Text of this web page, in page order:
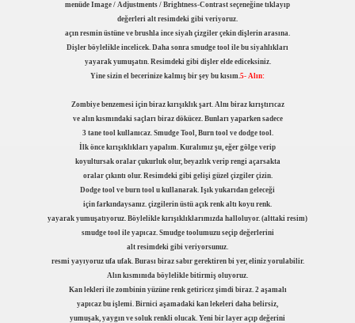
menüde Image / Adjustments / Brightness-Contrast seçeneğine tıklayıp
değerleri alt resimdeki gibi veriyoruz.
açın resmin üstüne ve brushla ince siyah çizgiler çekin dişlerin arasına.
Dişler böylelikle incelicek. Daha sonra smudge tool ile bu siyahlıkları
yayarak yumuşatın. Resimdeki gibi dişler elde ediceksiniz.
Yine sizin el becerinize kalmış bir şey bu kısım.5- Alın:
Zombiye benzemesi için biraz kırışıklık şart. Alnı biraz kırıştırıcaz
ve alın kısmındaki saçları biraz dökücez. Bunları yaparken sadece
3 tane tool kullanıcaz. Smudge Tool, Burn tool ve dodge tool.
İlk önce kırışıklıkları yapalım. Kuralımız şu, eğer gölge verip
koyultursak oralar çukurluk olur, beyazlık verip rengi açarsakta
oralar çıkıntı olur. Resimdeki gibi gelişi güzel çizgiler çizin.
Dodge tool ve burn tool u kullanarak. Işık yukarıdan geleceği
için farkındaysanız. çizgilerin üstü açık renk altı koyu renk.
yayarak yumuşatıyoruz. Böylelikle kırışıklıklarımızda halloluyor. (alttaki resim)
smudge tool ile yapıcaz. Smudge toolumuzu seçip değerlerini
alt resimdeki gibi veriyorsunuz.
resmi yayıyoruz ufa ufak. Burası biraz sabır gerektiren bi yer, eliniz yorulabilir.
Alın kısmınıda böylelikle bitirmiş oluyoruz.
Kan lekleri ile zombinin yüzüne renk getiricez şimdi biraz. 2 aşamalı
yapıcaz bu işlemi. Birnici aşamadaki kan lekeleri daha belirsiz,
yumuşak, yaygın ve soluk renkli olucak. Yeni bir layer açıp değerini